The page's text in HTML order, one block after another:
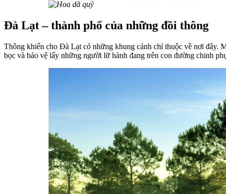
Đà Lạt – thành phố của những đồi thông
Thông khiến cho Đà Lạt có những khung cảnh chỉ thuộc về nơi đây.
bọc và bảo vệ lấy những người lữ hành đang trên con đường chinh